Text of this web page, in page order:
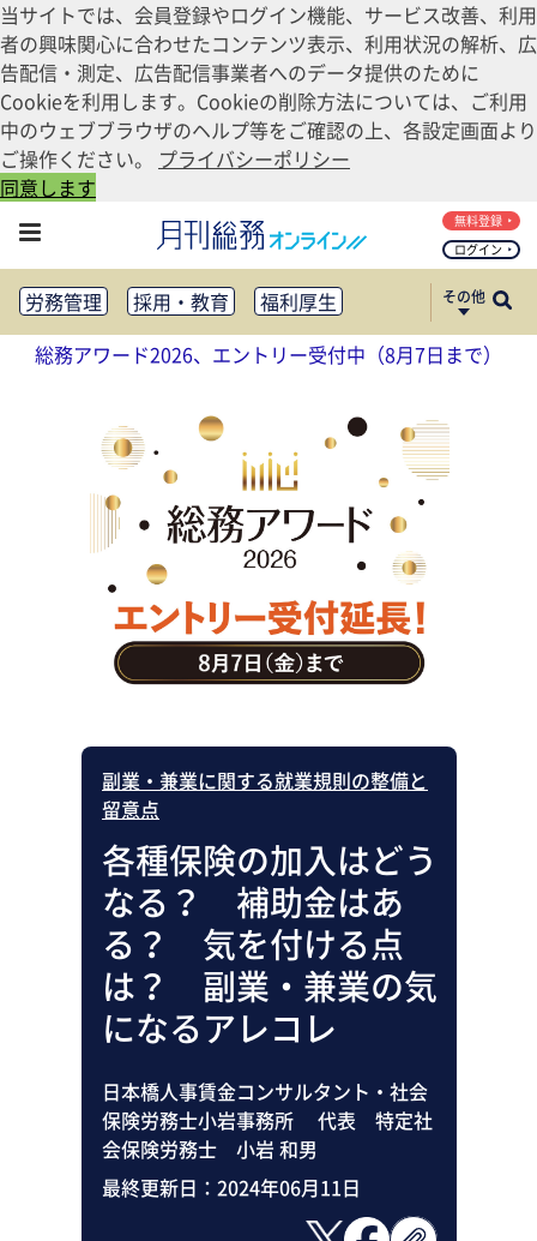
当サイトでは、会員登録やログイン機能、サービス改善、利用
者の興味関心に合わせたコンテンツ表示、利用状況の解析、広
告配信・測定、広告配信事業者へのデータ提供のために
Cookieを利用します。Cookieの削除方法については、ご利用
中のウェブブラウザのヘルプ等をご確認の上、各設定画面より
ご操作ください。 プライバシーポリシー
同意します
ログイン
無料登録
労務管理 採用・教育
福利厚生
健康経営
働き方改革
法務・コンプライアンス
リスクマネジメント・BCP
社外・社内広報
社外・社内コミュニケーション活性化
FM・オフィス移転
CSR・SDGs
テクノロジー活用・DX
助成金・補助金・コスト削減
アウトソーシング・BPO
調査・レポート
その他
総務アワード2026、エントリー受付中（8月7日まで）
副業・兼業に関する就業規則の整備と
留意点
各種保険の加入はどう
なる？ 補助金はあ
る？ 気を付ける点
は？ 副業・兼業の気
になるアレコレ
日本橋人事賃金コンサルタント・社会
保険労務士小岩事務所 代表 特定社
会保険労務士 小岩 和男
最終更新日： 2024年06月11日